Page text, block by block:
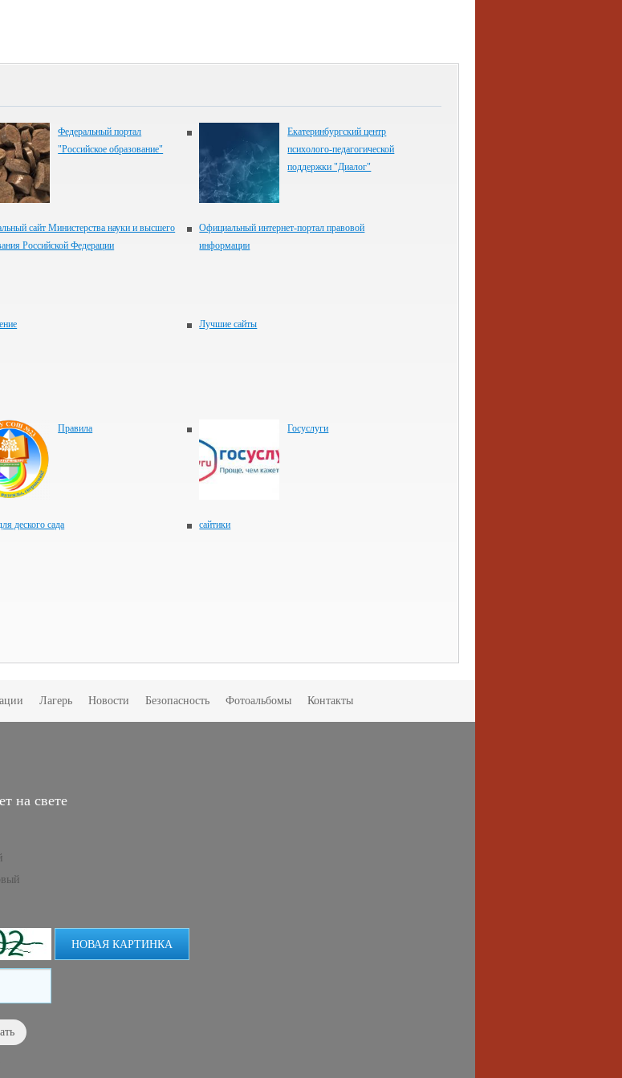
Федеральный портал
"Российское образование"
Екатеринбургский центр
психолого-педагогической
поддержки "Диалог"
сайт Министерства науки и высшего
Российской Федерации
Официальный интернет-портал правовой
информации
Лучшие сайты
Правила Госуслуги
деского сада сайтики
Лагерь Новости Безопасность Фотоальбомы Контакты
на свете
НОВАЯ КАРТИНКА